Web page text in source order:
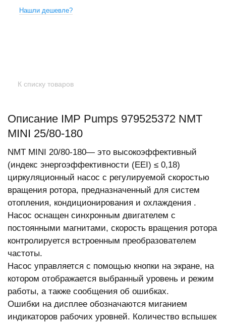
Нашли дешевле?
К списку товаров
Описание IMP Pumps 979525372 NMT
MINI 25/80-180
NMT MINI 20/80-180— это высокоэффективный
(индекс энергоэффективности (EEI) ≤ 0,18)
циркуляционный насос с регулируемой скоростью
вращения ротора, предназначенный для систем
отопления, кондиционирования и охлаждения .
Насос оснащен синхронным двигателем с
постоянными магнитами, скорость вращения ротора
контролируется встроенным преобразователем
частоты.
Насос управляется с помощью кнопки на экране, на
котором отображается выбранный уровень и режим
работы, а также сообщения об ошибках.
Ошибки на дисплее обозначаются миганием
индикаторов рабочих уровней. Количество вспышек